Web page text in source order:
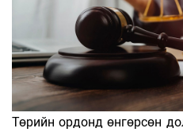
Төрийн ордонд өнгөрсөн